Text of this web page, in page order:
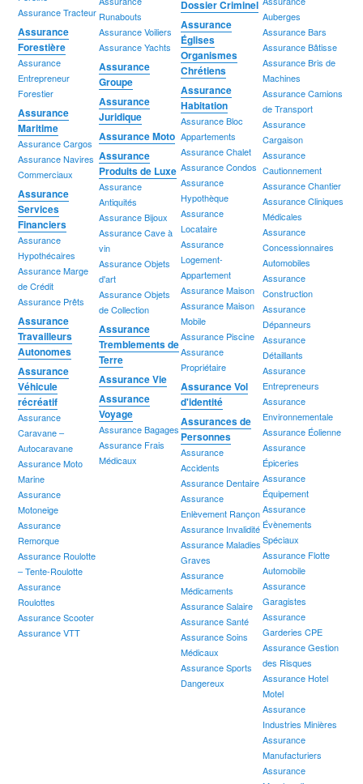
Assurance Tracteur Runabouts
Assurance Voiliers
Assurance Yachts
Auberges
Assurance Bars
Assurance Bâtisse
Assurance Bris de
Machines
Assurance Camions
de Transport
Assurance
Cargaison
Assurance
Cautionnement
Assurance Chantier
Assurance Cliniques
Médicales
Assurance
Concessionnaires
Automobiles
Assurance
Construction
Assurance
Dépanneurs
Assurance
Détaillants
Assurance
Entrepreneurs
Assurance
Environnementale
Assurance Éolienne
Assurance
Épiceries
Assurance
Équipement
Assurance
Évènements
Spéciaux
Assurance Flotte
Automobile
Assurance
Garagistes
Assurance
Garderies CPE
Assurance Gestion
des Risques
Assurance Hotel
Motel
Assurance
Industries Minières
Assurance
Manufacturiers
Assurance
Dossier Criminel
Assurance
Églises
Organismes
Chrétiens
Assurance
Forestière
Assurance
Entrepreneur
Forestier
Assurance
Groupe
Assurance
Habitation
Assurance Bloc
Appartements
Assurance Chalet
Assurance Condos
Assurance
Hypothèque
Assurance
Locataire
Assurance
Logement-
Appartement
Assurance Maison
Assurance Maison
Mobile
Assurance Piscine
Assurance
Propriétaire
Assurance
Juridique
Assurance
Maritime
Assurance Cargos
Assurance Navires
Commerciaux
Assurance Moto
Assurance
Produits de Luxe
Assurance
Antiquités
Assurance Bijoux
Assurance Cave à
vin
Assurance Objets
d'art
Assurance Objets
de Collection
Assurance
Services
Financiers
Assurance
Hypothécaires
Assurance Marge
de Crédit
Assurance Prêts
Assurance
Travailleurs
Autonomes
Assurance
Tremblements de
Terre
Assurance
Véhicule
récréatif
Assurance
Caravane –
Autocaravane
Assurance Moto
Marine
Assurance
Motoneige
Assurance
Remorque
Assurance Roulotte
– Tente-Roulotte
Assurance
Roulottes
Assurance Scooter
Assurance VTT
Assurance Vie
Assurance Vol
d'identité
Assurance
Voyage
Assurance Bagages
Assurance Frais
Médicaux
Assurances de
Personnes
Assurance
Accidents
Assurance Dentaire
Assurance
Enlèvement Rançon
Assurance Invalidité
Assurance Maladies
Graves
Assurance
Médicaments
Assurance Salaire
Assurance Santé
Assurance Soins
Médicaux
Assurance Sports
Dangereux